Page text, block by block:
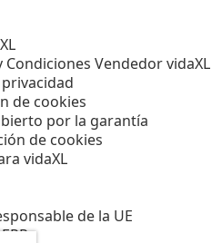
Condiciones Vendedor vidaXL
de cookies
por la garantía
de cookies
vidaXL
de la UE